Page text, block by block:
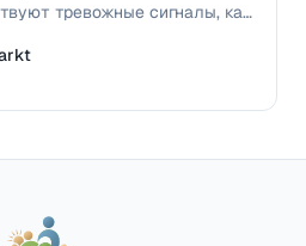
тревожные сигналы, как
врач.